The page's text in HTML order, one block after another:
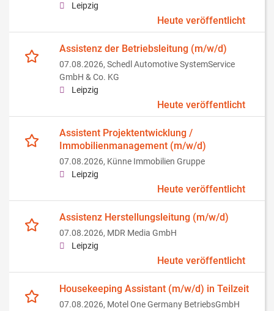
Leipzig
Heute veröffentlicht
Assistenz der Betriebsleitung (m/w/d)
07.08.2026, Schedl Automotive SystemService
GmbH & Co. KG
Leipzig
Heute veröffentlicht
Assistent Projektentwicklung /
Immobilienmanagement (m/w/d)
07.08.2026, Künne Immobilien Gruppe
Leipzig
Heute veröffentlicht
Assistenz Herstellungsleitung (m/w/d)
07.08.2026, MDR Media GmbH
Leipzig
Heute veröffentlicht
Housekeeping Assistant (m/w/d) in Teilzeit
07.08.2026, Motel One Germany BetriebsGmbH